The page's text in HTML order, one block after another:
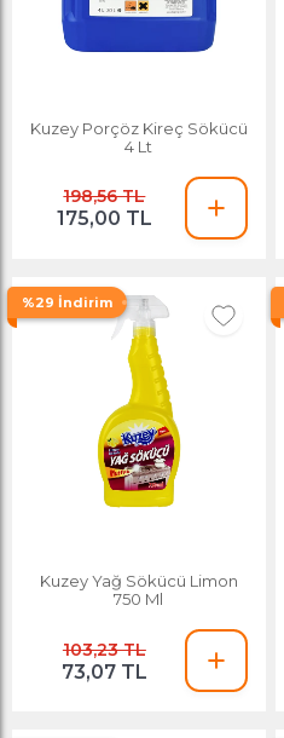
Kuzey Porçöz Kireç Sökücü
4 Lt
198,56 TL
175,00 TL
%29 İndirim
Kuzey Yağ Sökücü Limon
750 Ml
103,23 TL
73,07 TL